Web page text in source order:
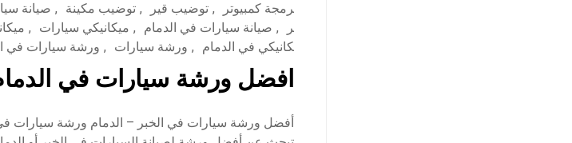
رمجة كمبيوتر
, توضيب قير , توضيب مكينة , صيانة
ر
, صيانة سيارات في الدمام , ميكانيكي سيارات ,
كانيكي في الدمام
, ورشة سيارات , ورشة سيارات في
افضل ورشة سيارات في
أفضل ورشة سيارات في الخبر – الدمام ورشة سيارات في